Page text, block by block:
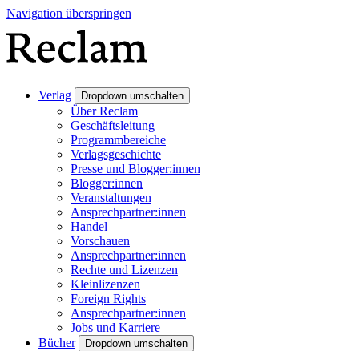
Navigation überspringen
Verlag Dropdown umschalten
Über Reclam
Geschäftsleitung
Programmbereiche
Verlagsgeschichte
Presse und Blogger:innen
Blogger:innen
Veranstaltungen
Ansprechpartner:innen
Handel
Vorschauen
Ansprechpartner:innen
Rechte und Lizenzen
Kleinlizenzen
Foreign Rights
Ansprechpartner:innen
Jobs und Karriere
Bücher
Dropdown umschalten